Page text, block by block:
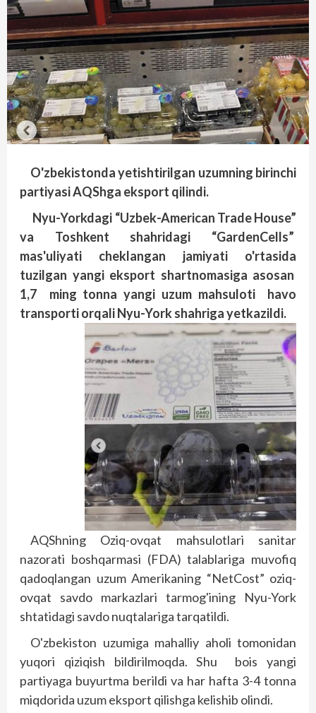
O'zbekistonda yetishtirilgan uzumning birinchi
partiyasi AQShga eksport qilindi.
Nyu-Yorkdagi “Uzbek-American Trade House”
va Toshkent shahridagi “GardenCells”
mas'uliyati cheklangan jamiyati o'rtasida
tuzilgan yangi eksport shartnomasiga asosan
1,7 ming tonna yangi uzum mahsuloti havo
transporti orqali Nyu-York shahriga yetkazildi.
AQShning Oziq-ovqat mahsulotlari sanitar
nazorati boshqarmasi (FDA) talablariga muvofiq
qadoqlangan uzum Amerikaning “NetCost” oziq-
ovqat savdo markazlari tarmog'ining Nyu-York
shtatidagi savdo nuqtalariga tarqatildi.
O'zbekiston uzumiga mahalliy aholi tomonidan
yuqori qiziqish bildirilmoqda. Shu bois yangi
partiyaga buyurtma berildi va har hafta 3-4 tonna
miqdorida uzum eksport qilishga kelishib olindi.